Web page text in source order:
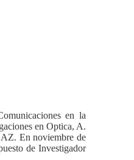
en la
en Optica, A.
En noviembre de
de Investigador